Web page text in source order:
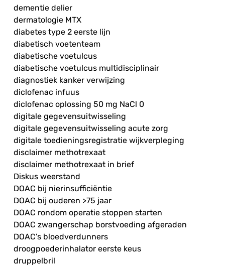
dementie delier
dermatologie MTX
diabetes type 2 eerste lijn
diabetisch voetenteam
diabetische voetulcus
diabetische voetulcus multidisciplinair
diagnostiek kanker verwijzing
diclofenac infuus
diclofenac oplossing 50 mg NaCl 0
digitale gegevensuitwisseling
digitale gegevensuitwisseling acute zorg
digitale toedieningsregistratie wijkverpleging
disclaimer methotrexaat
disclaimer methotrexaat in brief
Diskus weerstand
DOAC bij nierinsufficiëntie
DOAC bij ouderen >75 jaar
DOAC rondom operatie stoppen starten
DOAC zwangerschap borstvoeding afgeraden
DOAC’s bloedverdunners
droogpoederinhalator eerste keus
druppelbril